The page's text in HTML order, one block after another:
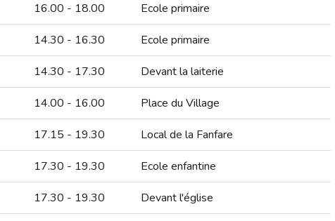
16.00 - 18.00 Ecole primaire
14.30 - 16.30 Ecole primaire
14.30 - 17.30 Devant la laiterie
14.00 - 16.00 Place du Village
17.15 - 19.30 Local de la Fanfare
17.30 - 19.30 Ecole enfantine
17.30 - 19.30 Devant l'église